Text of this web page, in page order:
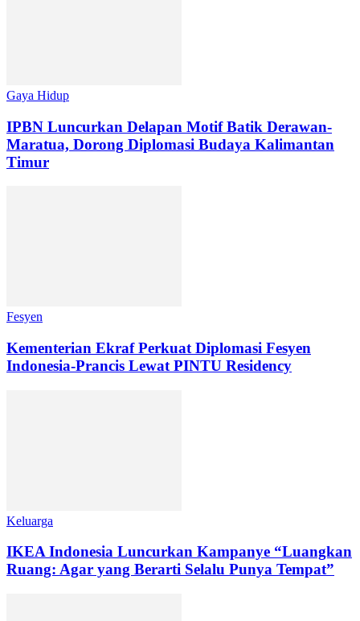
Gaya Hidup
IPBN Luncurkan Delapan Motif Batik Derawan-
Maratua, Dorong Diplomasi Budaya Kalimantan
Timur
Fesyen
Kementerian Ekraf Perkuat Diplomasi Fesyen
Indonesia-Prancis Lewat PINTU Residency
Keluarga
IKEA Indonesia Luncurkan Kampanye “Luangkan
Ruang: Agar yang Berarti Selalu Punya Tempat”